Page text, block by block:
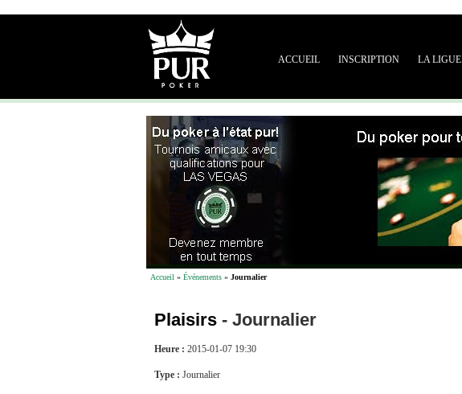
ACCUEIL INSCRIPTION LA LIGUE
Accueil » Événements » Journalier
Plaisirs - Journalier
Heure : 2015-01-07 19:30
Type : Journalier